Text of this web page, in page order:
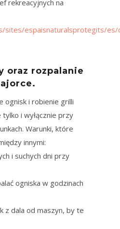
rekreacyjnych na
sites/espaisnaturalsprotegits/es/
oraz rozpalanie
ognisk i robienie grilli
i wyłącznie przy
Warunki, które
innymi:
i suchych dni przy
ogniska w godzinach
z dala od maszyn, by te